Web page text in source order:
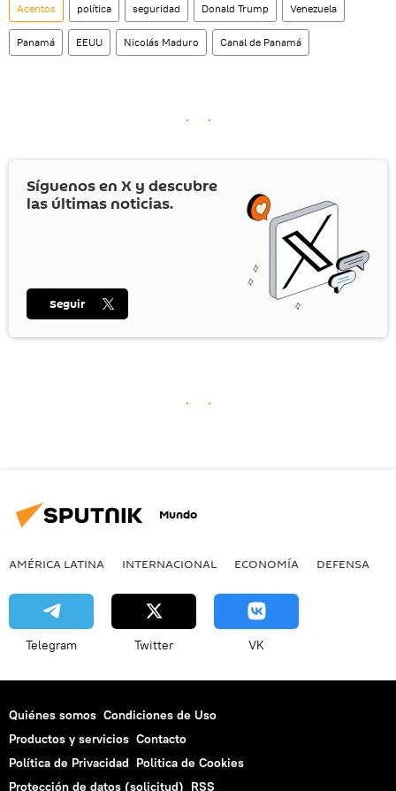
Acentos política seguridad Donald Trump Venezuela
Panamá EEUU Nicolás Maduro Canal de Panamá
Síguenos en X y descubre
las últimas noticias.
Seguir
Mundo
AMÉRICA LATINA INTERNACIONAL ECONOMÍA DEFENSA
Telegram Twitter VK
Quiénes somos Condiciones de Uso
Productos y servicios Contacto
Política de Privacidad Politica de Cookies
Protección de datos (solicitud) RSS